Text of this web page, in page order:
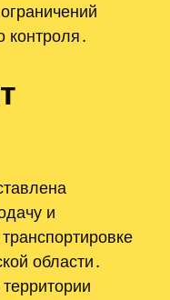
контроля․
и
области․